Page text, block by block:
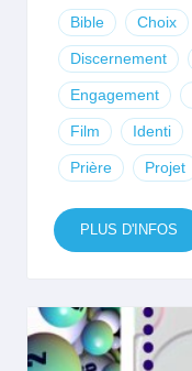
Bible Choix
Discernement
Engagement
Film Identi
Prière Projet
PLUS D'INFOS